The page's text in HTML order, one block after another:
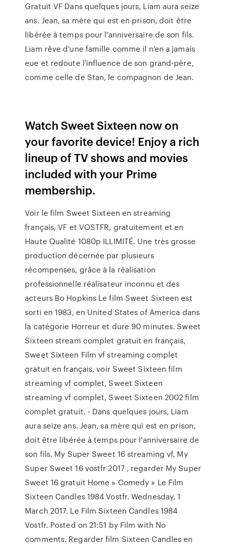
Gratuit VF Dans quelques jours, Liam aura seize
ans. Jean, sa mère qui est en prison, doit être
libérée à temps pour l'anniversaire de son fils.
Liam rêve d'une famille comme il n'en a jamais
eue et redoute l'influence de son grand-père,
comme celle de Stan, le compagnon de Jean.
Watch Sweet Sixteen now on
your favorite device! Enjoy a rich
lineup of TV shows and movies
included with your Prime
membership.
Voir le film Sweet Sixteen en streaming
français, VF et VOSTFR, gratuitement et en
Haute Qualité 1080p ILLIMITÉ. Une très grosse
production décernée par plusieurs
récompenses, grâce à la réalisation
professionnelle réalisateur inconnu et des
acteurs Bo Hopkins Le film Sweet Sixteen est
sorti en 1983, en United States of America dans
la catégorie Horreur et dure 90 minutes. Sweet
Sixteen stream complet gratuit en français,
Sweet Sixteen Film vf streaming complet
gratuit en français, voir Sweet Sixteen film
streaming vf complet, Sweet Sixteen
streaming vf complet, Sweet Sixteen 2002 film
complet gratuit. - Dans quelques jours, Liam
aura seize ans. Jean, sa mère qui est en prison,
doit être libérée à temps pour l'anniversaire de
son fils. My Super Sweet 16 streaming vf, My
Super Sweet 16 vostfr 2017 , regarder My Super
Sweet 16 gratuit Home » Comedy » Le Film
Sixteen Candles 1984 Vostfr. Wednesday, 1
March 2017. Le Film Sixteen Candles 1984
Vostfr. Posted on 21:51 by Film with No
comments. Regarder film Sixteen Candles en